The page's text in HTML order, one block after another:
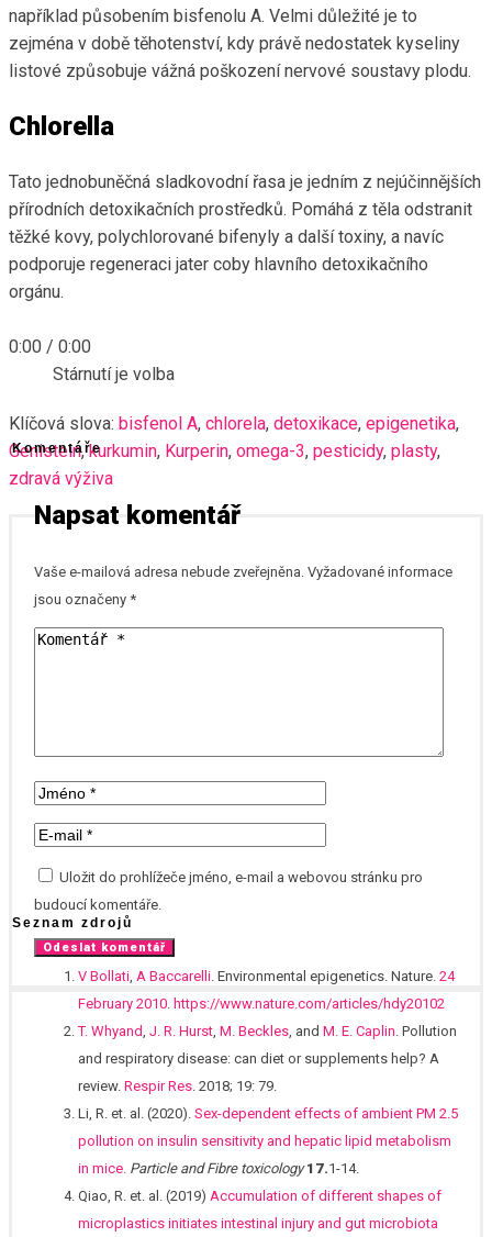
například působením bisfenolu A. Velmi důležité je to
zejména v době těhotenství, kdy právě nedostatek kyseliny
listové způsobuje vážná poškození nervové soustavy plodu.
Chlorella
Tato jednobuněčná sladkovodní řasa je jedním z nejúčinnějších
přírodních detoxikačních prostředků. Pomáhá z těla odstranit
těžké kovy, polychlorované bifenyly a další toxiny, a navíc
podporuje regeneraci jater coby hlavního detoxikačního
orgánu.
0:00 / 0:00
Stárnutí je volba
Klíčová slova: bisfenol A, chlorela, detoxikace, epigenetika,
Genistein, kurkumin, Kurperin, omega-3, pesticidy, plasty,
zdravá výživa
Komentáře
Napsat komentář
Vaše e-mailová adresa nebude zveřejněna. Vyžadované informace
jsou označeny *
Uložit do prohlížeče jméno, e-mail a webovou stránku pro
budoucí komentáře.
Seznam zdrojů
V Bollati, A Baccarelli. Environmental epigenetics. Nature. 24
February 2010. https://www.nature.com/articles/hdy20102
T. Whyand, J. R. Hurst, M. Beckles, and M. E. Caplin. Pollution
and respiratory disease: can diet or supplements help? A
review. Respir Res. 2018; 19: 79.
Li, R. et. al. (2020). Sex-dependent effects of ambient PM 2.5
pollution on insulin sensitivity and hepatic lipid metabolism
in mice. Particle and Fibre toxicology 17.1-14.
Qiao, R. et. al. (2019) Accumulation of different shapes of
microplastics initiates intestinal injury and gut microbiota